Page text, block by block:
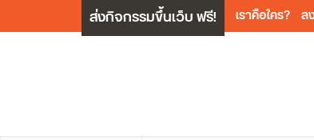
ส่งกิจกรรมขึ้นเว็บ ฟรี! เราคือใคร? ล